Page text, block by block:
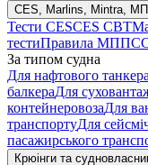
CES, Marlins, Mintra,
Тести CESCES CBT
тестиПравила МППСС,
За типом судна
Для нафтового танкера
балкераДля
контейнеровозаДля
транспортуДля
пасажирського
Крюінги та